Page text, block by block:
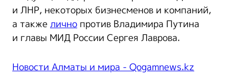
и ЛНР, некоторых бизнесменов и компаний,
а также лично против Владимира Путина
и главы МИД России Сергея Лаврова.
Новости Алматы и мира - Qogamnews.kz